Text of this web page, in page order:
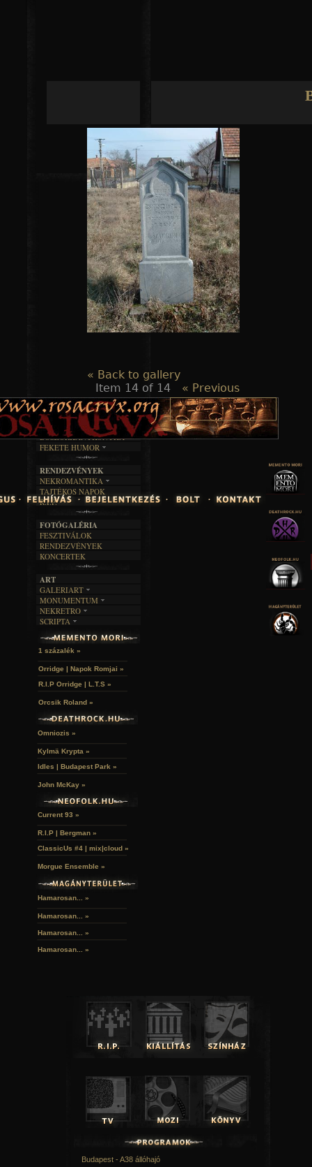
« Back to gallery
Item 14 of 14
« Previous
TAJTÉKOS LAPOK
ZENE
EGYÜTTESEK
INTERJÚK
FORDÍTÁSOK
DALSZÖVEGEK
ÍRÁSOK
IRODALOM
FILM
ÍRÁSTÖRTÉNET
BOSZORKÁNYKONYHA
FEKETE HUMOR
SZÖVEGES
RENDEZVÉNYEK
NEKROMANTIKA
AKTUÁLIS
A MÚLT
TAJTÉKOS NAPOK
R.I.P.
FOTÓGALÉRIA
FESZTIVÁLOK
RENDEZVÉNYEK
KONCERTEK
ART
GALERIART
ARTGALERI
KÉPREGÉNYEK
LAKÁSKULTS
MONUMENTUM
TEMETŐK
TEMPLOMOK
VÁRAK
HELYEK
NEKRETRO
SZUBKULT
FEKETE LYUK
RELIKVIÁK
SCRIPTA
NOVELLÁK
VERSEK
1 százalék »
Orridge | Napok Romjai »
R.I.P Orridge | L.T.S »
Orcsik Roland »
Omniozis »
Kylmä Krypta »
Idles | Budapest Park »
John McKay »
Current 93 »
R.I.P | Bergman »
ClassicUs #4 | mix|cloud »
Morgue Ensemble »
Hamarosan... »
Hamarosan... »
Hamarosan... »
Hamarosan... »
Budapest - A38 állóhajó